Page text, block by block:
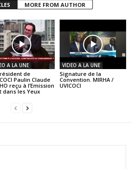
MORE FROM AUTHOR
A LA UNE
de
Paulin Claude
reçu à l’Emission
dans les Yeux
VIDEO A LA UNE
Signature de la
Convention. MIRHA /
UVICOCI